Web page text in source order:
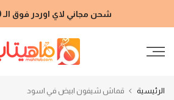
إلى
شحن مجاني لاي اوردر فوق الـ 2000 جنيه
الرئيسية قماش شيفون ابيض في اسود